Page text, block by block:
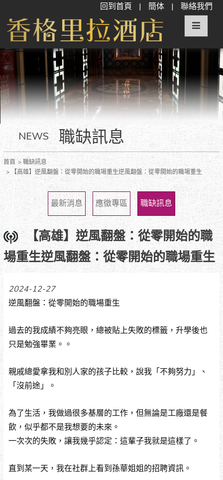
回到首頁 | 簡体 | 聯絡我們
NEWS 職缺訊息
首頁
職缺訊息
【高雄】逆風翻盤：從零開始的職場重生逆風翻盤：從零開始的職場重生
最新消息 應徵專區 職缺訊息
【高雄】逆風翻盤：從零開始的職
場重生逆風翻盤：從零開始的職場重生
2024-12-27
逆風翻盤：從零開始的職場重生
過去的我成績不夠亮眼，總被貼上失敗的標籤，升學後也
只是勉強畢業。。
親戚總愛拿我和別人家的孩子比較，說我「不夠努力」、
「沒前途」。
為了生活，我做過很多基層的工作，但無論是工廠還是餐
飲，似乎都不是我想要的未來。
一次次的失敗，讓我幾乎認定：這輩子我就是這樣了。
直到某一天，我在社群上看到孫華姐姐的招聘資訊。